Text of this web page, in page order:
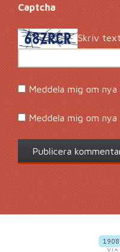
Captcha *
Skriv
Meddela mig om
Meddela mig om